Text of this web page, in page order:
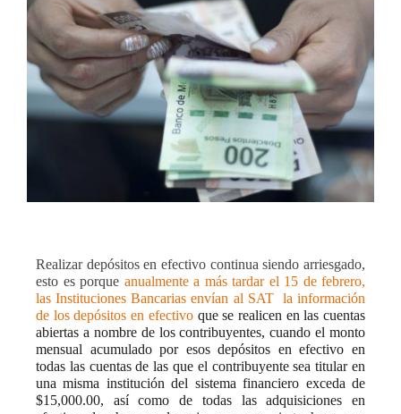
Realizar depósitos en efectivo continua siendo arriesgado,
esto es porque anualmente a más tardar el 15 de febrero,
las Instituciones Bancarias envían al SAT la información
de los depósitos en efectivo que se realicen en las cuentas
abiertas a nombre de los contribuyentes, cuando el monto
mensual acumulado por esos depósitos en efectivo en
todas las cuentas de las que el contribuyente sea titular en
una misma institución del sistema financiero exceda de
$15,000.00, así como de todas las adquisiciones en